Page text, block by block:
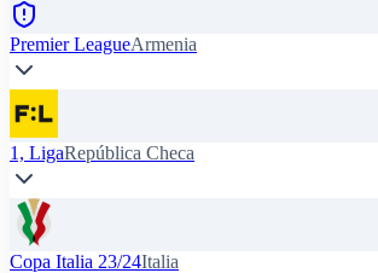
Premier LeagueArmenia
1, LigaRepública Checa
Copa Italia 23/24Italia